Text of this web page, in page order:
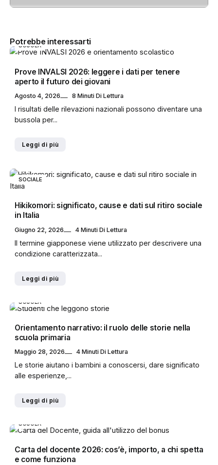
Potrebbe interessarti
SCUOLA
Prove INVALSI 2026: leggere i dati per tenere
aperto il futuro dei giovani
Agosto 4, 2026 8 Minuti Di Lettura
I risultati delle rilevazioni nazionali possono diventare una
bussola per...
Leggi di più
SOCIALE
Hikikomori: significato, cause e dati sul ritiro sociale
in Italia
Giugno 22, 2026 4 Minuti Di Lettura
Il termine giapponese viene utilizzato per descrivere una
condizione caratterizzata...
Leggi di più
SCUOLA
Orientamento narrativo: il ruolo delle storie nella
scuola primaria
Maggio 28, 2026 4 Minuti Di Lettura
Le storie aiutano i bambini a conoscersi, dare significato
alle esperienze,...
Leggi di più
SCUOLA
Carta del docente 2026: cos’è, importo, a chi spetta
e come funziona